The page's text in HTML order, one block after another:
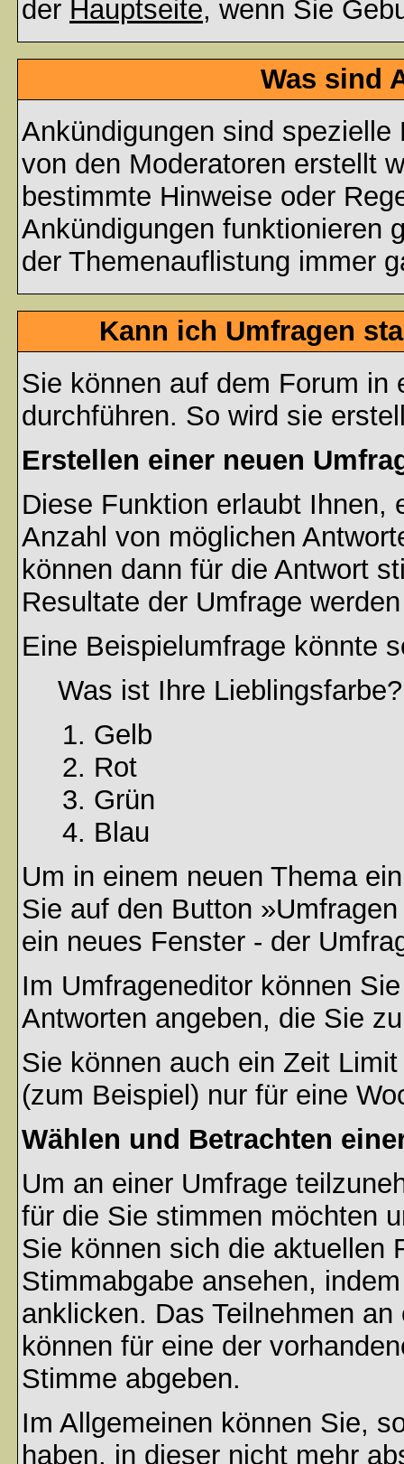
der Hauptseite, wenn Sie
Was sind
Ankündigungen sind
von den Moderatoren erstellt
bestimmte Hinweise oder
Ankündigungen funktionieren
der Themenauflistung immer
Kann ich Umfragen
Sie können auf dem Forum in
durchführen. So wird sie
Erstellen einer neuen
Diese Funktion erlaubt Ihnen,
Anzahl von möglichen
können dann für die Antwort
Resultate der Umfrage
Eine Beispielumfrage könnte
Was ist Ihre Lieblingsfarbe?
Gelb
Rot
Grün
Blau
Um in einem neuen Thema
Sie auf den Button
ein neues Fenster - der
Im Umfrageneditor können
Antworten angeben, die Sie
Sie können auch ein Zeit
(zum Beispiel) nur für eine
Wählen und Betrachten
Um an einer Umfrage
für die Sie stimmen möchten
Sie können sich die aktuellen
Stimmabgabe ansehen,
anklicken. Das Teilnehmen
können für eine der
Stimme abgeben.
Im Allgemeinen können Sie,
haben, in dieser nicht mehr